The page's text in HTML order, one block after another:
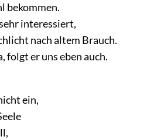
bekommen.
interessiert,
nach altem Brauch.
folgt er uns eben auch.
ein,